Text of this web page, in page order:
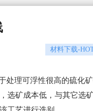
材料下载-
理可浮性很高的硫化矿
选矿成本低，与其它选